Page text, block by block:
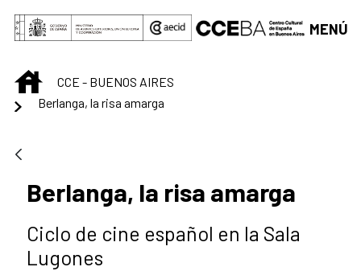
Saltar al contenido principal
MENÚ
INICIOCCE - BUENOS AIRES
Berlanga, la risa amarga
Berlanga, la risa amarga
Ciclo de cine español en la Sala
Lugones